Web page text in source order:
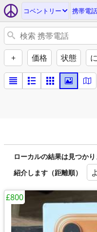
コベントリー 携帯電話
+ 価格 状態
ローカルの結果は見つか
紹介します（距離順）
£800